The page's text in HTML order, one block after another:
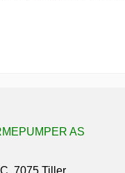
AS
7075 Tiller